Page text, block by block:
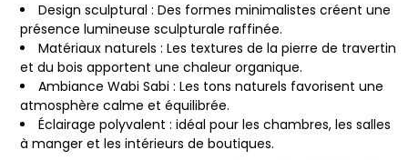
Design sculptural : Des formes minimalistes créent une
présence lumineuse sculpturale raffinée.
Matériaux naturels : Les textures de la pierre de travertin
et du bois apportent une chaleur organique.
Ambiance Wabi Sabi : Les tons naturels favorisent une
atmosphère calme et équilibrée.
Éclairage polyvalent : idéal pour les chambres, les salles
à manger et les intérieurs de boutiques.